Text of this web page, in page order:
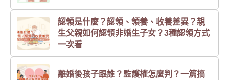
認領是什麼？認領、領養、收養差異？親
生父親如何認領非婚生子女？3種認領方式
一次看
離婚後孩子跟誰？監護權怎麼判？一篇搞